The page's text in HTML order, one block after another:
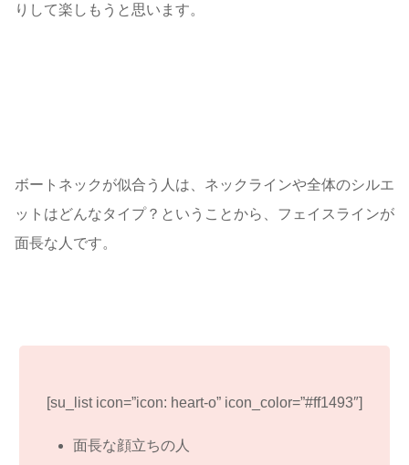
りして楽しもうと思います。
ボートネックが似合う人は、ネックラインや全体のシルエ
ットはどんなタイプ？ということから、フェイスラインが
面長な人です。
[su_list icon=”icon: heart-o” icon_color=”#ff1493″]
面長な顔立ちの人